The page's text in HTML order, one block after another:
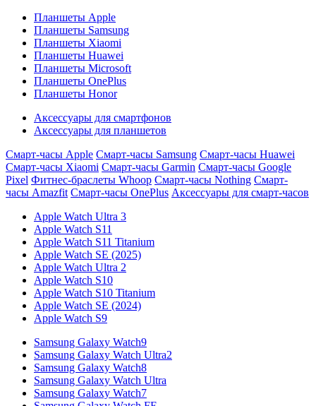
Планшеты Apple
Планшеты Samsung
Планшеты Xiaomi
Планшеты Huawei
Планшеты Microsoft
Планшеты OnePlus
Планшеты Honor
Аксессуары для смартфонов
Аксессуары для планшетов
Смарт-часы Apple Смарт-часы Samsung Смарт-часы Huawei
Смарт-часы Xiaomi Смарт-часы Garmin Смарт-часы Google
Pixel Фитнес-браслеты Whoop Смарт-часы Nothing Смарт-
часы Amazfit Смарт-часы OnePlus Аксессуары для смарт-часов
Apple Watch Ultra 3
Apple Watch S11
Apple Watch S11 Titanium
Apple Watch SE (2025)
Apple Watch Ultra 2
Apple Watch S10
Apple Watch S10 Titanium
Apple Watch SE (2024)
Apple Watch S9
Samsung Galaxy Watch9
Samsung Galaxy Watch Ultra2
Samsung Galaxy Watch8
Samsung Galaxy Watch Ultra
Samsung Galaxy Watch7